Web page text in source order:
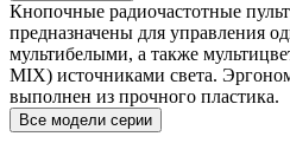
Кнопочные радиочастотные
предназначены для управления
мультибелыми, а также
MIX) источниками света.
выполнен из прочного пластика.
Все модели серии